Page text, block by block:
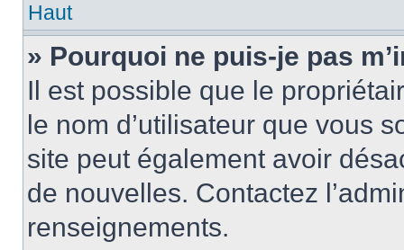
Haut
» Pourquoi ne puis-je pas
Il est possible que le
le nom d’utilisateur que vous
site peut également avoir
de nouvelles. Contactez
renseignements.